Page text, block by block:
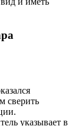
сверить
указывает в